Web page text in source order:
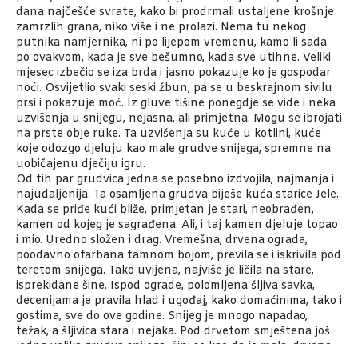
dana najčešće svrate, kako bi prodrmali ustaljene krošnje
zamrzlih grana, niko više i ne prolazi. Nema tu nekog
putnika namjernika, ni po lijepom vremenu, kamo li sada
po ovakvom, kada je sve bešumno, kada sve utihne. Veliki
mjesec izbečio se iza brda i jasno pokazuje ko je gospodar
noći. Osvijetlio svaki seski žbun, pa se u beskrajnom sivilu
prsi i pokazuje moć. Iz gluve tišine ponegdje se vide i neka
uzvišenja u snijegu, nejasna, ali primjetna. Mogu se ibrojati
na prste obje ruke. Ta uzvišenja su kuće u kotlini, kuće
koje odozgo djeluju kao male grudve snijega, spremne na
uobičajenu dječiju igru.
Od tih par grudvica jedna se posebno izdvojila, najmanja i
najudaljenija. Ta osamljena grudva biješe kuća starice Jele.
Kada se priđe kući bliže, primjetan je stari, neobrađen,
kamen od kojeg je sagrađena. Ali, i taj kamen djeluje topao
i mio. Uredno složen i drag. Vremešna, drvena ograda,
poodavno ofarbana tamnom bojom, previla se i iskrivila pod
teretom snijega. Tako uvijena, najviše je ličila na stare,
isprekidane šine. Ispod ograde, polomljena šljiva savka,
decenijama je pravila hlad i ugođaj, kako domaćinima, tako i
gostima, sve do ove godine. Snijeg je mnogo napadao,
težak, a šljivica stara i nejaka. Pod drvetom smještena još